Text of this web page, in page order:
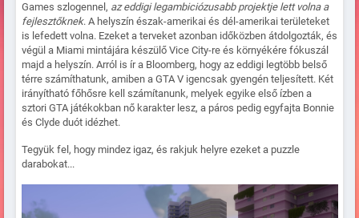
Games szlogennel, az eddigi legambiciózusabb projektje lett volna a
fejlesztőknek. A helyszín észak-amerikai és dél-amerikai területeket
is lefedett volna. Ezeket a terveket azonban időközben átdolgozták, és
végül a Miami mintájára készülő Vice City-re és környékére fókuszál
majd a helyszín. Arról is ír a Bloomberg, hogy az eddigi legtöbb belső
térre számíthatunk, amiben a GTA V igencsak gyengén teljesített. Két
irányítható főhősre kell számítanunk, melyek egyike első ízben a
sztori GTA játékokban nő karakter lesz, a páros pedig egyfajta Bonnie
és Clyde duót idézhet.
Tegyük fel, hogy mindez igaz, és rakjuk helyre ezeket a puzzle
darabokat...